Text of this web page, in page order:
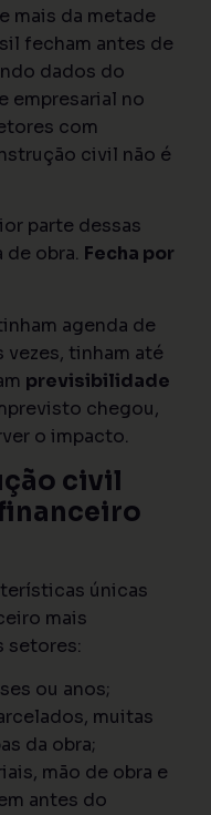
mais da metade
fecham antes de
dados do
empresarial no
com
civil não é
parte dessas
de obra. Fecha por
agenda de
vezes, tinham até
previsibilidade
chegou,
o impacto.
civil
únicas
mais
setores:
ou anos;
muitas
da obra;
mão de obra e
antes do